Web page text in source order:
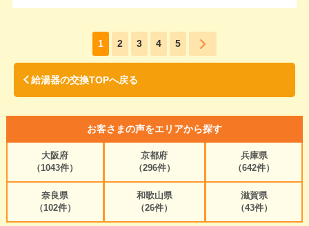
1 2 3 4 5
給湯器の交換TOPへ戻る
お客さまの声をエリアから探す
大阪府
（1043件）
京都府
（296件）
兵庫県
（642件）
奈良県
（102件）
和歌山県
（26件）
滋賀県
（43件）